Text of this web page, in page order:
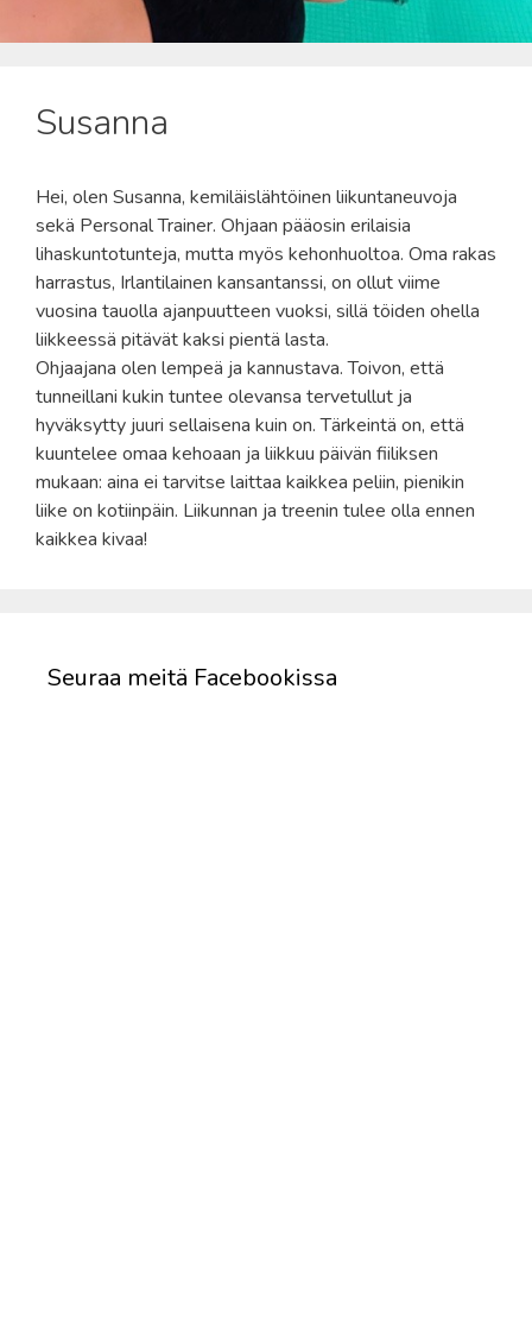
Susanna
Hei, olen Susanna, kemiläislähtöinen liikuntaneuvoja
sekä Personal Trainer. Ohjaan pääosin erilaisia
lihaskuntotunteja, mutta myös kehonhuoltoa. Oma rakas
harrastus, Irlantilainen kansantanssi, on ollut viime
vuosina tauolla ajanpuutteen vuoksi, sillä töiden ohella
liikkeessä pitävät kaksi pientä lasta.
Ohjaajana olen lempeä ja kannustava. Toivon, että
tunneillani kukin tuntee olevansa tervetullut ja
hyväksytty juuri sellaisena kuin on. Tärkeintä on, että
kuuntelee omaa kehoaan ja liikkuu päivän fiiliksen
mukaan: aina ei tarvitse laittaa kaikkea peliin, pienikin
liike on kotiinpäin. Liikunnan ja treenin tulee olla ennen
kaikkea kivaa!
Seuraa meitä Facebookissa